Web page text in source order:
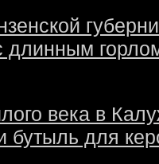
длинным
века в
бутыль для